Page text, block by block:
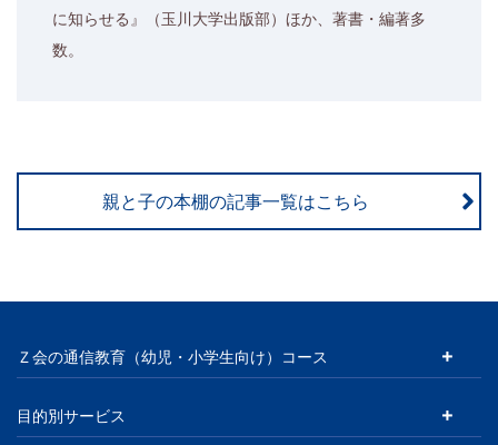
に知らせる』（玉川大学出版部）ほか、著書・編著多
数。
親と子の本棚の記事一覧はこちら
Ｚ会の通信教育（幼児・小学生向け）コース
目的別サービス